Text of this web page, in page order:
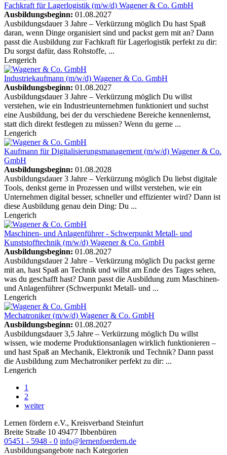
Fachkraft für Lagerlogistik (m/w/d) Wagener & Co. GmbH
Ausbildungsbeginn: 01.08.2027
Ausbildungsdauer 3 Jahre – Verkürzung möglich Du hast Spaß
daran, wenn Dinge organisiert sind und packst gern mit an? Dann
passt die Ausbildung zur Fachkraft für Lagerlogistik perfekt zu dir:
Du sorgst dafür, dass Rohstoffe, ...
Lengerich
Industriekaufmann (m/w/d) Wagener & Co. GmbH
Ausbildungsbeginn: 01.08.2027
Ausbildungsdauer 3 Jahre – Verkürzung möglich Du willst
verstehen, wie ein Industrieunternehmen funktioniert und suchst
eine Ausbildung, bei der du verschiedene Bereiche kennenlernst,
statt dich direkt festlegen zu müssen? Wenn du gerne ...
Lengerich
Kaufmann für Digitalisierungsmanagement (m/w/d) Wagener & Co.
GmbH
Ausbildungsbeginn: 01.08.2028
Ausbildungsdauer 3 Jahre – Verkürzung möglich Du liebst digitale
Tools, denkst gerne in Prozessen und willst verstehen, wie ein
Unternehmen digital besser, schneller und effizienter wird? Dann ist
diese Ausbildung genau dein Ding: Du ...
Lengerich
Maschinen- und Anlagenführer - Schwerpunkt Metall- und
Kunststofftechnik (m/w/d) Wagener & Co. GmbH
Ausbildungsbeginn: 01.08.2027
Ausbildungsdauer 2 Jahre – Verkürzung möglich Du packst gerne
mit an, hast Spaß an Technik und willst am Ende des Tages sehen,
was du geschafft hast? Dann passt die Ausbildung zum Maschinen-
und Anlagenführer (Schwerpunkt Metall- und ...
Lengerich
Mechatroniker (m/w/d) Wagener & Co. GmbH
Ausbildungsbeginn: 01.08.2027
Ausbildungsdauer 3,5 Jahre – Verkürzung möglich Du willst
wissen, wie moderne Produktionsanlagen wirklich funktionieren –
und hast Spaß an Mechanik, Elektronik und Technik? Dann passt
die Ausbildung zum Mechatroniker perfekt zu dir: ...
Lengerich
1
2
weiter
Lernen fördern e.V., Kreisverband Steinfurt
Breite Straße 10 49477 Ibbenbüren
05451 - 5948 - 0 info@lernenfoerdern.de
Ausbildungsangebote nach Kategorien